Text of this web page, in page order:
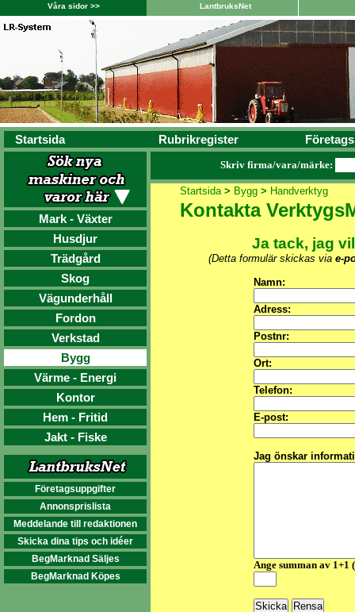
Våra sidor >> LantbruksNet
Startsida Rubrikregister
Mark - Växter
Husdjur
Trädgård
Skog
Vägunderhåll
Fordon
Verkstad
Bygg
Värme - Energi
Kontor
Hem - Fritid
Jakt - Fiske
Företagsuppgifter
Annonsprislista
Meddelande till redaktionen
Skicka dina tips och idéer
BegMarknad Säljes
BegMarknad Köpes
Skriv firma/vara/märke:
Startsida> Bygg> Handverktyg
Kontakta
Ja tack, jag
(Detta formulär skickas via e-
Namn:
Adress:
Postnr:
Ort:
Telefon:
E-post:
Jag önskar
Ange summan av 1+1